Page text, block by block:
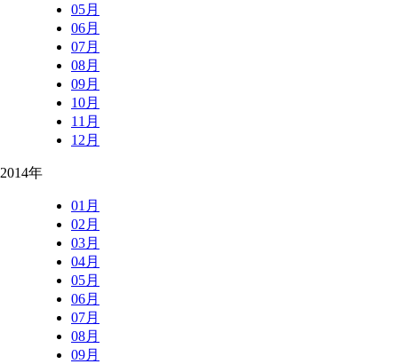
05月
06月
07月
08月
09月
10月
11月
12月
2014年
01月
02月
03月
04月
05月
06月
07月
08月
09月